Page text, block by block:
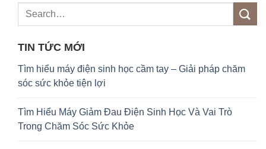
TIN TỨC MỚI
Tìm hiểu máy điện sinh học cầm tay – Giải pháp chăm
sóc sức khỏe tiện lợi
Tìm Hiểu Máy Giảm Đau Điện Sinh Học Và Vai Trò
Trong Chăm Sóc Sức Khỏe